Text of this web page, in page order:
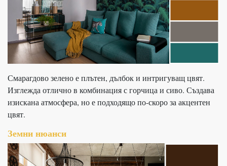
Смарагдово зелено е плътен, дълбок и интригуващ цвят.
Изглежда отлично в комбинация с горчица и сиво. Създава
изискана атмосфера, но е подходящо по-скоро за акцентен
цвят.
Земни нюанси